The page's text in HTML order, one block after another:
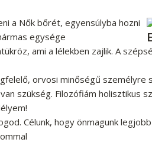
a Nők bőrét, egyensúlyba hozni
egysége
ami a lélekben zajlik. A
orvosi minőségű személyre
szükség. Filozófiám holisztikus
Célunk, hogy önmagunk